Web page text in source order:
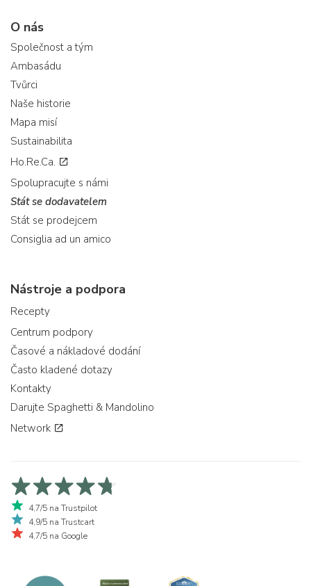
O nás
Společnost a tým
Ambasádu
Tvůrci
Naše historie
Mapa misí
Sustainabilita
Ho.Re.Ca.
Spolupracujte s námi
Stát se dodavatelem
Stát se prodejcem
Consiglia ad un amico
Nástroje a podpora
Recepty
Centrum podpory
Časové a nákladové dodání
Často kladené dotazy
Kontakty
Darujte Spaghetti & Mandolino
Network
4,7/5 na Trustpilot
4,9/5 na Trustcart
4,7/5 na Google